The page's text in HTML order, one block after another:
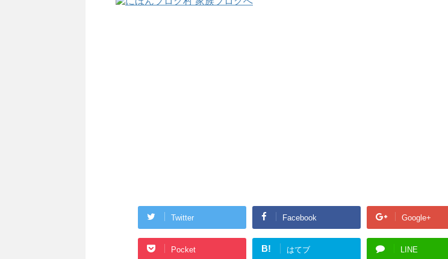
Twitter Facebook Google+
Pocket B! はてブ LINE